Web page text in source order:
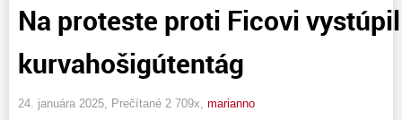
Na proteste proti Ficovi
kurvahošigútentág
24. januára 2025, Prečítané 2 709x, marianno